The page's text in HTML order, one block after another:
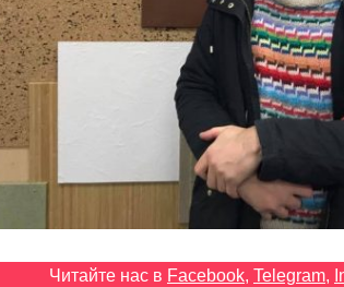
Читайте нас в Facebook, Telegram,